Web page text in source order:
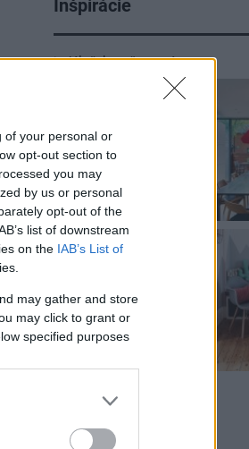
of your personal or
opt-out section to
you may
by us or personal
opt-out of the
list of downstream
on the IAB’s List of
may gather and store
may click to grant or
specified purposes
Inšpirácie
jedáleň,kov,červená
Najnovšie príspevky